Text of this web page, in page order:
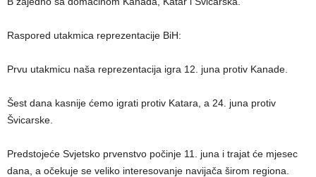
Raspored utakmica reprezentacije BiH:
Prvu utakmicu naša reprezentacija igra 12. juna protiv Kanade.
Šest dana kasnije ćemo igrati protiv Katara, a 24. juna protiv
Švicarske.
Predstojeće Svjetsko prvenstvo počinje 11. juna i trajat će mjesec
dana, a očekuje se veliko interesovanje navijača širom regiona.